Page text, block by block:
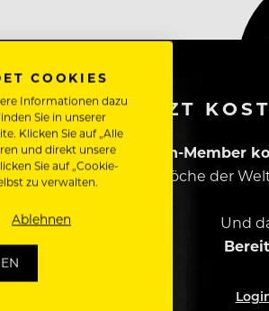
WERDE JETZT
Als Rolling Pin-Member
der besten Köche der
Und
COOKIES
Informationen dazu
Sie in unserer
Klicken Sie auf „Alle
und direkt unsere
Sie auf „Cookie-
zu verwalten.
Ablehnen